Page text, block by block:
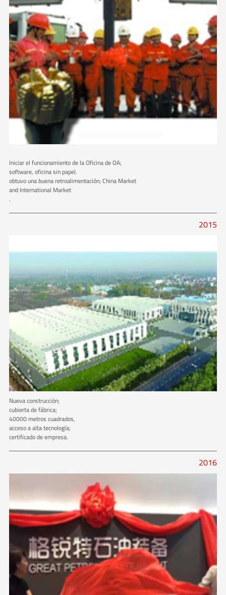
Iniciar el funcionamiento de la Oficina de OA;
software, oficina sin papel.
obtuvo una buena retroalimentación; China Market
and International Market
.
2015
Nueva construcción;
cubierta de fábrica;
40000 metros cuadrados,
acceso a alta tecnología;
certificado de empresa.
2016